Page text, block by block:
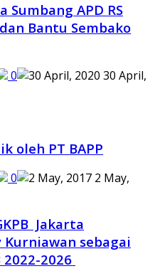
APD RS
Bantu Sembako
0
30 April,
oleh PT BAPP
0
2 May,
Jakarta
sebagai
2022-2026